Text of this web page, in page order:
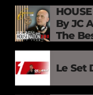
By JC
The
Le Set